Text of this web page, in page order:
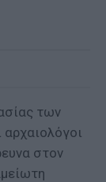
των
στον